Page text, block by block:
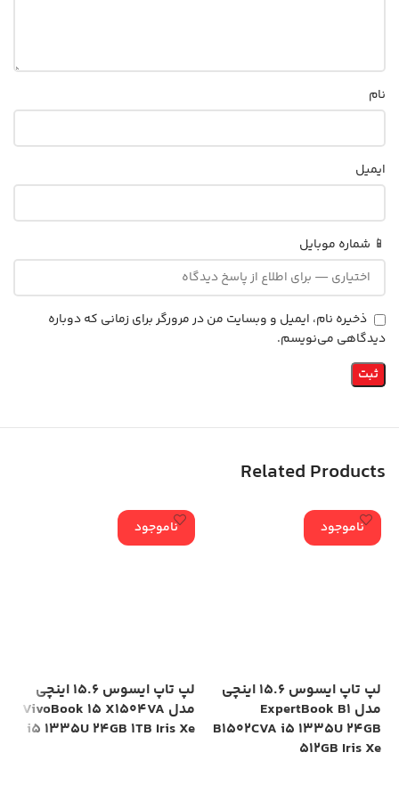
نام
ایمیل
📱 شماره موبایل
ذخیره نام، ایمیل و وبسایت من در مرورگر برای زمانی که دوباره
دیدگاهی می‌نویسم.
Related Products
ناموجود
لپ تاپ ایسوس 15.6 اینچی
مدل ExpertBook B1
B1502CVA i5 1335U 24GB
512GB Iris Xe
ناموجود
لپ تاپ ایسوس 15.6 اینچی
مدل VivoBook 15 X1504VA
i5 1335U 24GB 1TB Iris Xe